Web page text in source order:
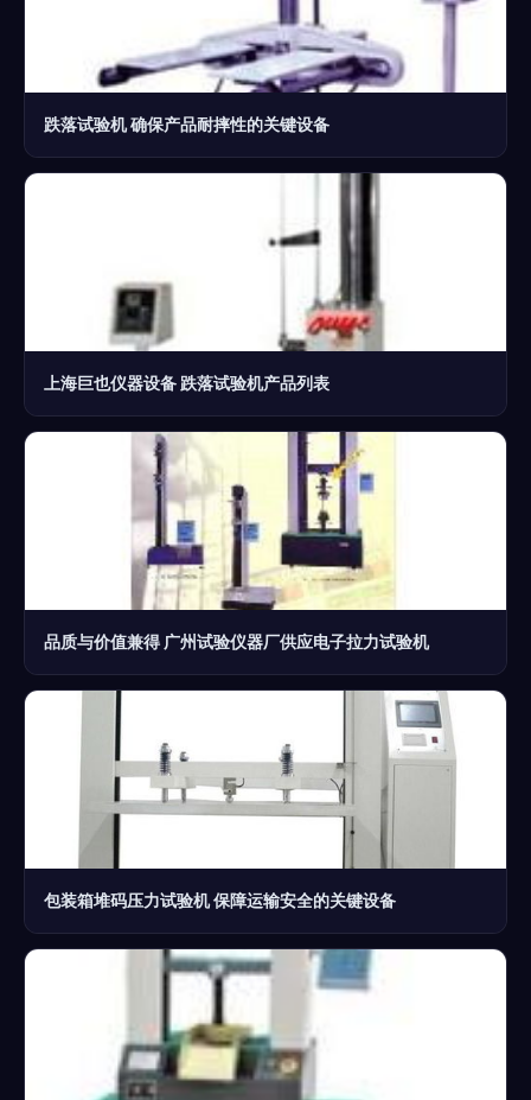
跌落试验机 确保产品耐摔性的关键设备
上海巨也仪器设备 跌落试验机产品列表
品质与价值兼得 广州试验仪器厂供应电子拉力试验机
包装箱堆码压力试验机 保障运输安全的关键设备